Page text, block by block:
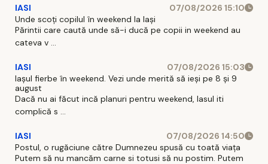
IASI
07/08/2026 15:10
Unde scoți copilul în weekend la Iași
Părintii care caută unde să-i ducă pe copii in weekend au
cateva v ...
IASI
07/08/2026 15:03
Iașul fierbe în weekend. Vezi unde merită să ieși pe 8 și 9
august
Dacă nu ai făcut incă planuri pentru weekend, Iasul iti
complică s ...
IASI
07/08/2026 14:50
Postul, o rugăciune către Dumnezeu spusă cu toată viața
Putem să nu mancăm carne si totusi să nu postim. Putem